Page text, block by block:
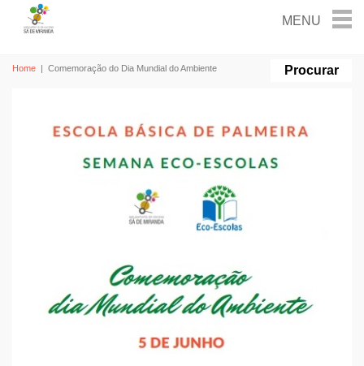
Home | Comemoração do Dia Mundial do Ambiente